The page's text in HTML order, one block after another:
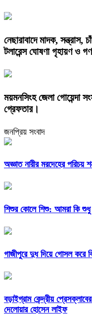
নেছারাবাদে মাদক,
টলারেন্স ঘোষণা গৃহায়ণ ও
ময়মনসিংহ জেলা গোয়েন্দা
গ্রেফতার।
জনপ্রিয় সংবাদ
অজ্ঞাত নারীর মরদেহের
শিশুর কোলে শিশু: আমরা কি শুধু
গাজীপুরে দুধ দিয়ে গোসল করে
বড়াইগ্রাম কেন্দ্রীয়
দেলোয়ার হোসেন লাইফ